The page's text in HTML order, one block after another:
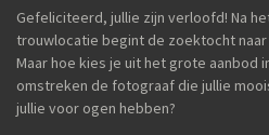
Gefeliciteerd, jullie zijn verloofd! Na
trouwlocatie begint de zoektocht
Maar hoe kies je uit het grote aanbod
omstreken de fotograaf die jullie
jullie voor ogen hebben?